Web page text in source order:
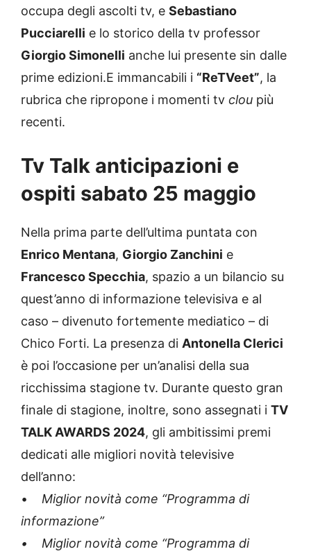
occupa degli ascolti tv, e Sebastiano
Pucciarelli e lo storico della tv professor
Giorgio Simonelli anche lui presente sin dalle
prime edizioni.E immancabili i “ReTVeet”, la
rubrica che ripropone i momenti tv clou più
recenti.
Tv Talk anticipazioni e
ospiti sabato 25 maggio
Nella prima parte dell’ultima puntata con
Enrico Mentana, Giorgio Zanchini e
Francesco Specchia, spazio a un bilancio su
quest’anno di informazione televisiva e al
caso – divenuto fortemente mediatico – di
Chico Forti. La presenza di Antonella Clerici
è poi l’occasione per un’analisi della sua
ricchissima stagione tv. Durante questo gran
finale di stagione, inoltre, sono assegnati i TV
TALK AWARDS 2024, gli ambitissimi premi
dedicati alle migliori novità televisive
dell’anno:
•
Miglior novità come “Programma di
informazione”
• Miglior novità come “Programma di